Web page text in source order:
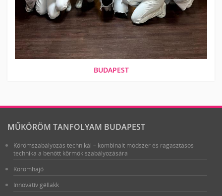
BUDAPEST
MŰKÖRÖM TANFOLYAM BUDAPEST
Körömszabályozás technikái – kombinált módszer és ragasztásos
technika a benőtt körmök szabályozására
Körömhajó
Innovatív géllakk